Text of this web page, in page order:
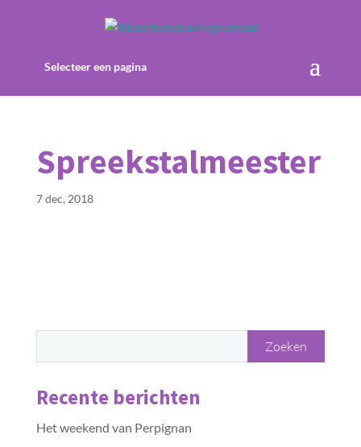
Selecteer een pagina
Spreekstalmeester
7 dec, 2018
Recente berichten
Het weekend van Perpignan